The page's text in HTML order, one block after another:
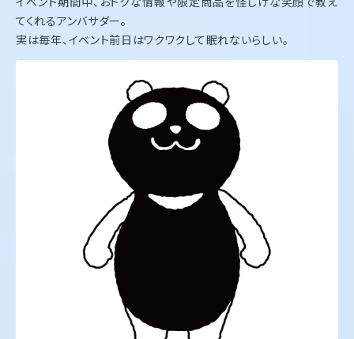
てくれるアンバサダー。
実は毎年、イベント前日はワクワクして眠れないらしい。